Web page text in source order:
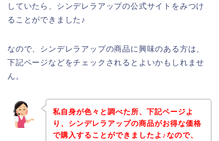
していたら、シンデレラアップの公式サイトをみつけ
ることができました♪
なので、シンデレラアップの商品に興味のある方は、
下記ページなどをチェックされるとよいかもしれませ
ん。
私自身が色々と調べた所、下記ページよ
り、シンデレラアップの商品がお得な価格
で購入することができましたよ♪なので、